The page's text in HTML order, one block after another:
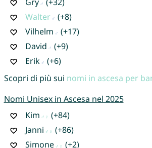
Walter
(+8)
Vilhelm
(+17)
David
(+9)
Erik
(+6)
Scopri di più sui nomi in ascesa per
Nomi Unisex in Ascesa nel 2025
Kim
(+84)
Janni
(+86)
Simone
(+2)